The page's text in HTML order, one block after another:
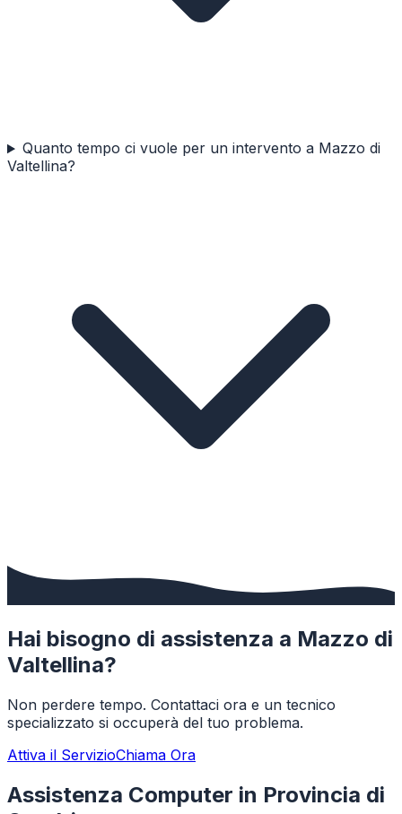
Quanto tempo ci vuole per un intervento a Mazzo di
Valtellina?
Hai bisogno di assistenza a Mazzo di
Valtellina?
Non perdere tempo. Contattaci ora e un tecnico
specializzato si occuperà del tuo problema.
Attiva il ServizioChiama Ora
Assistenza Computer in Provincia di